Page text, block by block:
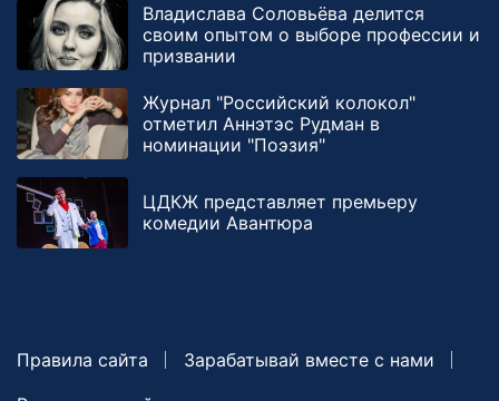
Владислава Соловьёва делится
своим опытом о выборе профессии и
призвании
Журнал "Российский колокол"
отметил Аннэтэс Рудман в
номинации "Поэзия"
ЦДКЖ представляет премьеру
комедии Авантюра
Правила сайта
Зарабатывай вместе с нами